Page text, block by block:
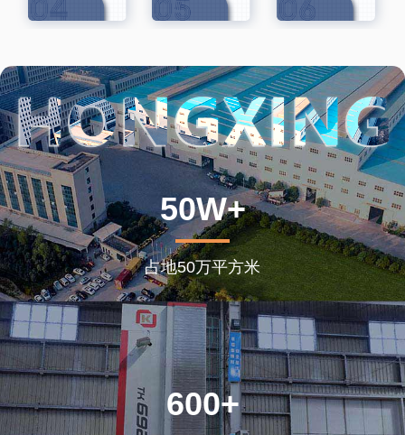
50W+
占地50万平方米
600+